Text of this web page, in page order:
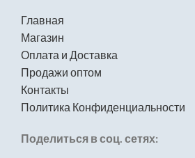
Главная
Магазин
Оплата и Доставка
Продажи оптом
Контакты
Политика Конфиденциальности
Поделиться в соц. сетях: